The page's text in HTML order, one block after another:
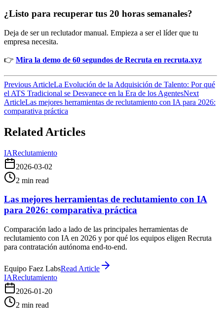
¿Listo para recuperar tus 20 horas semanales?
Deja de ser un reclutador manual. Empieza a ser el líder que tu
empresa necesita.
👉 Mira la demo de 60 segundos de Recruta en recruta.xyz
Previous ArticleLa Evolución de la Adquisición de Talento: Por qué
el ATS Tradicional se Desvanece en la Era de los AgentesNext
ArticleLas mejores herramientas de reclutamiento con IA para 2026:
comparativa práctica
Related Articles
IAReclutamiento
2026-03-02
2 min read
Las mejores herramientas de reclutamiento con IA
para 2026: comparativa práctica
Comparación lado a lado de las principales herramientas de
reclutamiento con IA en 2026 y por qué los equipos eligen Recruta
para contratación autónoma end-to-end.
Equipo Faez LabsRead Article
IAReclutamiento
2026-01-20
2 min read